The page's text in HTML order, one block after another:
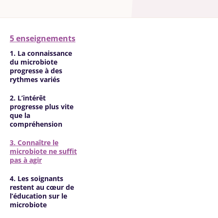
5 enseignements
1. La connaissance
du microbiote
progresse à des
rythmes variés
2. L’intérêt
progresse plus vite
que la
compréhension
3. Connaître le
microbiote ne suffit
pas à agir
4. Les soignants
restent au cœur de
l’éducation sur le
microbiote